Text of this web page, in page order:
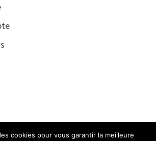
cookies pour vous garantir la meilleure